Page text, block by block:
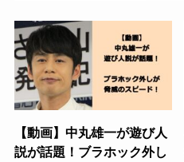
【動画】中丸雄一が遊び人
説が話題！ブラホック外し